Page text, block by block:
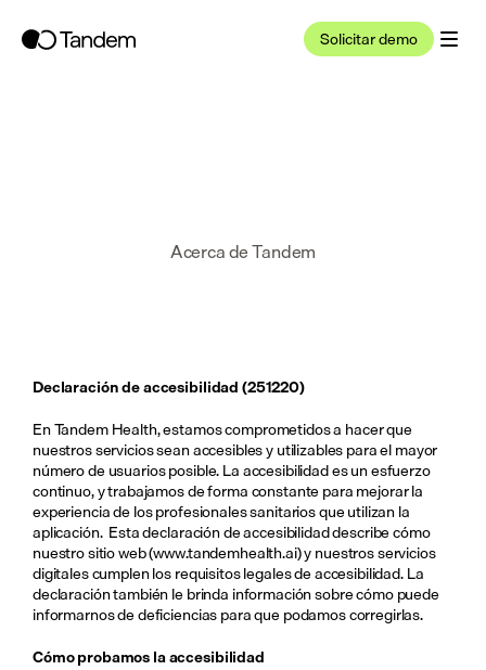
Solicitar demo
Acerca de Tandem
Declaración de accesibilidad (251220)
En Tandem Health, estamos comprometidos a hacer que
nuestros servicios sean accesibles y utilizables para el mayor
número de usuarios posible. La accesibilidad es un esfuerzo
continuo, y trabajamos de forma constante para mejorar la
experiencia de los profesionales sanitarios que utilizan la
aplicación.  Esta declaración de accesibilidad describe cómo
nuestro sitio web (www.tandemhealth.ai) y nuestros servicios
digitales cumplen los requisitos legales de accesibilidad. La
declaración también le brinda información sobre cómo puede
informarnos de deficiencias para que podamos corregirlas.
Cómo probamos la accesibilidad